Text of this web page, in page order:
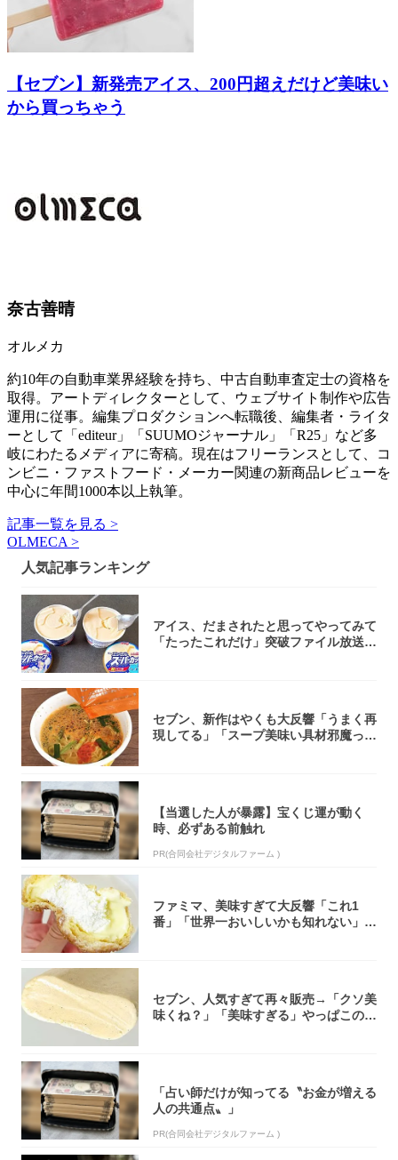
【セブン】新発売アイス、200円超えだけど美味い
から買っちゃう
奈古善晴
オルメカ
約10年の自動車業界経験を持ち、中古自動車査定士の資格を
取得。アートディレクターとして、ウェブサイト制作や広告
運用に従事。編集プロダクションへ転職後、編集者・ライタ
ーとして「editeur」「SUUMOジャーナル」「R25」など多
岐にわたるメディアに寄稿。現在はフリーランスとして、コ
ンビニ・ファストフード・メーカー関連の新商品レビューを
中心に年間1000本以上執筆。
記事一覧を見る >
OLMECA >
人気記事ランキング
アイス、だまされたと思ってやってみて
「たったこれだけ」突破ファイル放送で
セブン、新作はやくも大反響「うまく再
現してる」「スープ美味い具材邪魔って
【当選した人が暴露】宝くじ運が動く
時、必ずある前触れ
PR(合同会社デジタルファーム )
ファミマ、美味すぎて大反響「これ1
番」「世界一おいしいかも知れない」
セブン、人気すぎて再々販売→「クソ美
味くね？」「美味すぎる」やっぱこのク
「占い師だけが知ってる〝お金が増える
人の共通点〟」
PR(合同会社デジタルファーム )